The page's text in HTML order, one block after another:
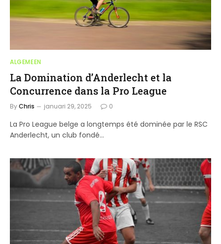
ALGEMEEN
La Domination d’Anderlecht et la
Concurrence dans la Pro League
ByChris januari 29, 2025 0
La Pro League belge a longtemps été dominée par le RSC
Anderlecht, un club fondé…